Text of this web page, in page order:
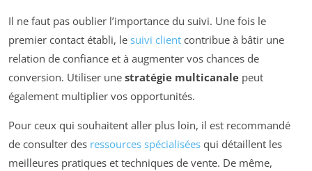
Il ne faut pas oublier l’importance du suivi. Une fois le
premier contact établi, le suivi client contribue à bâtir une
relation de confiance et à augmenter vos chances de
conversion. Utiliser une stratégie multicanale peut
également multiplier vos opportunités.
Pour ceux qui souhaitent aller plus loin, il est recommandé
de consulter des ressources spécialisées qui détaillent les
meilleures pratiques et techniques de vente. De même,